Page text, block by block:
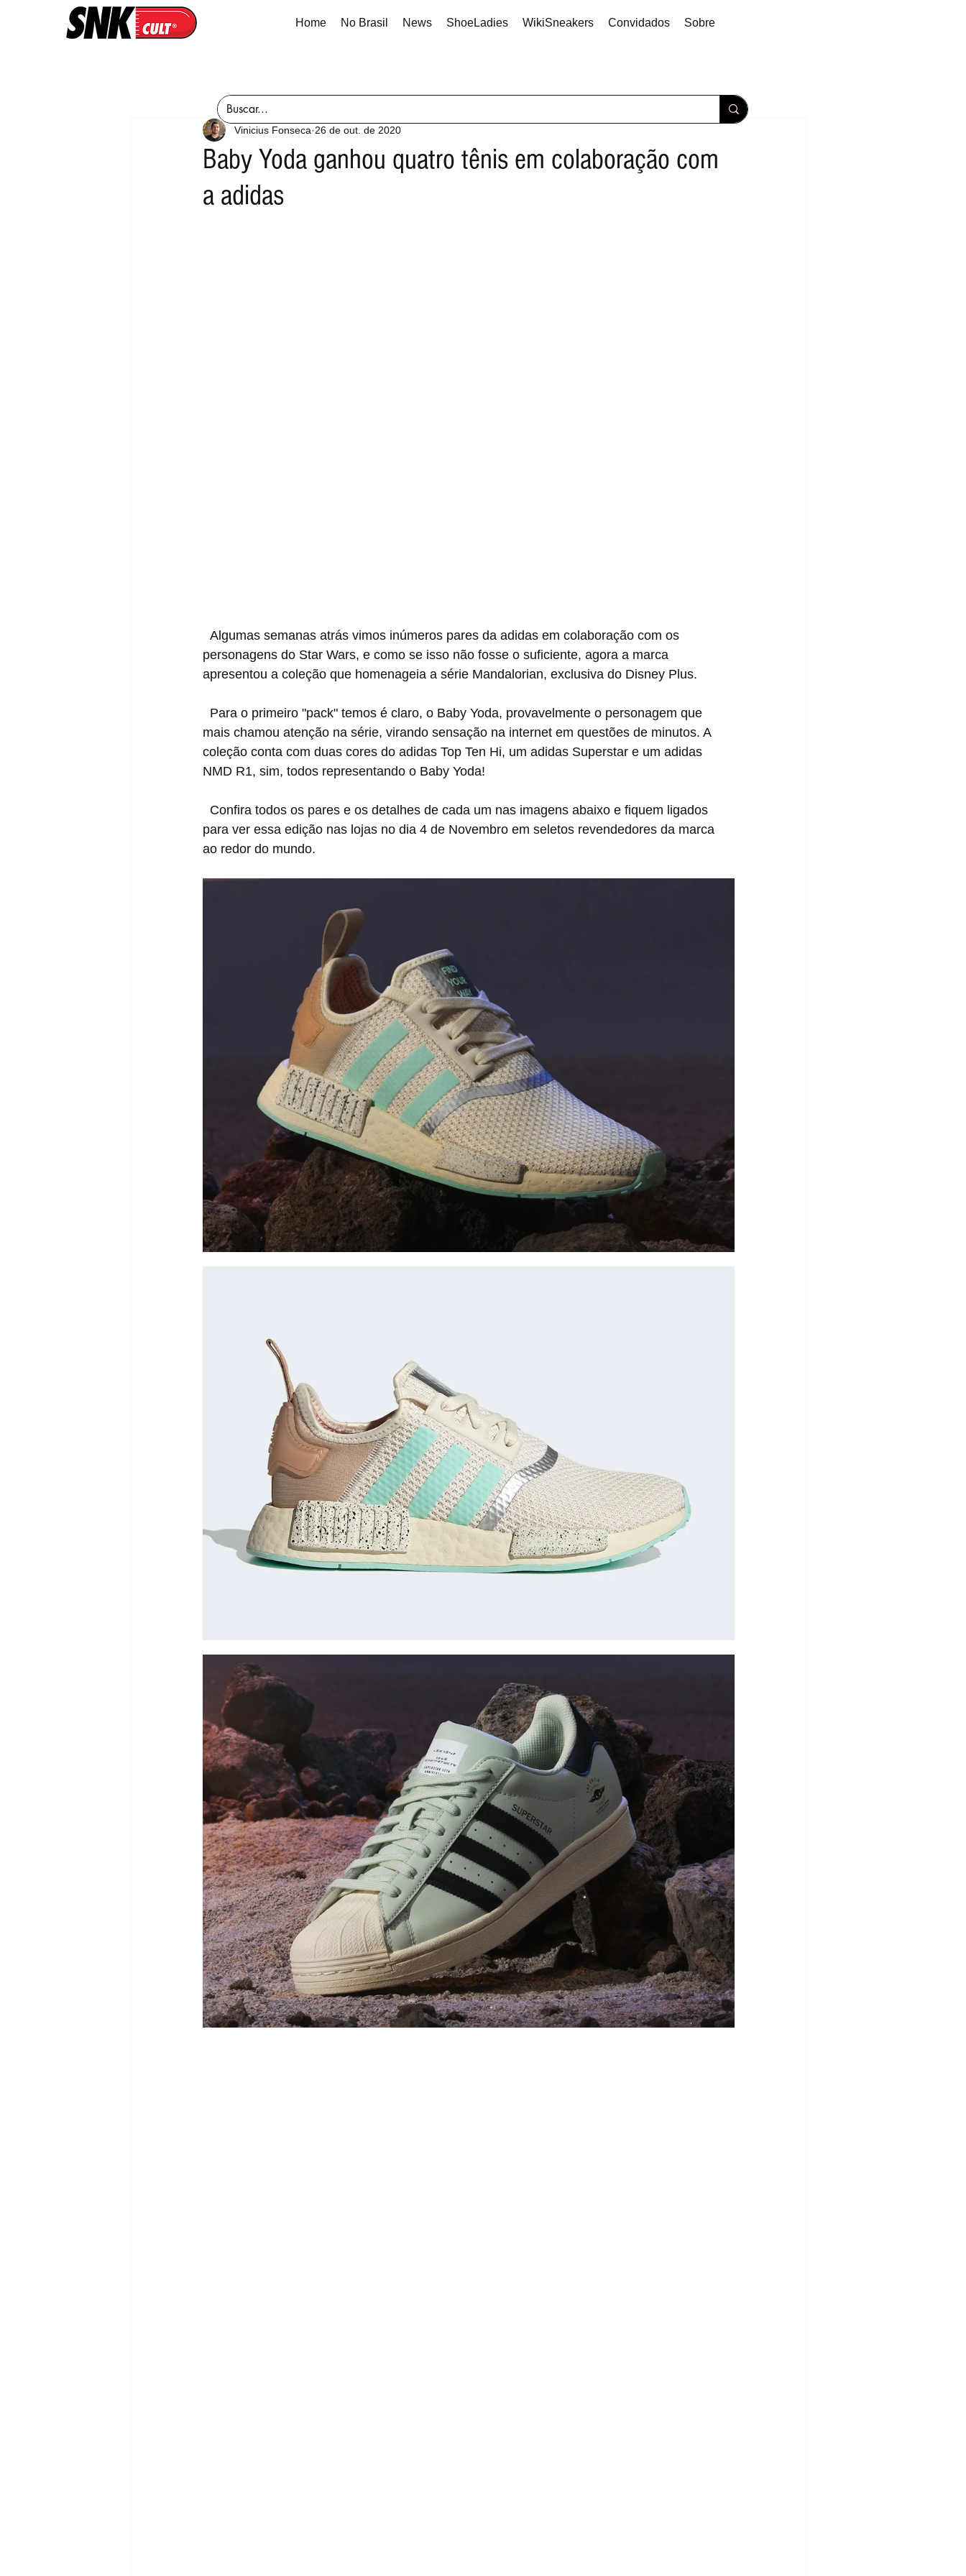
Home No Brasil News ShoeLadies WikiSneakers Convidados Sobre
Baby Yoda ganhou quatro tênis em colaboração com
a adidas
Vinicius Fonseca 26 de out. de 2020
personagens do Star Wars, e como se isso não fosse o suficiente, agora a marca
apresentou a coleção que homenageia a série Mandalorian, exclusiva do Disney Plus.
mais chamou atenção na série, virando sensação na internet em questões de minutos. A
coleção conta com duas cores do adidas Top Ten Hi, um adidas Superstar e um adidas
NMD R1, sim, todos representando o Baby Yoda!
para ver essa edição nas lojas no dia 4 de Novembro em seletos revendedores da marca
ao redor do mundo.